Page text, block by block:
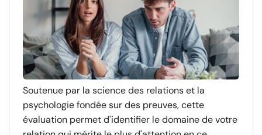
Soutenue par la science des relations et la
psychologie fondée sur des preuves, cette
évaluation permet d'identifier le domaine de votre